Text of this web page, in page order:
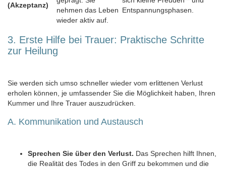
(Akzeptanz)
nehmen das Leben
wieder aktiv auf.
Entspannungsphasen.
3. Erste Hilfe bei Trauer: Praktische Schritte
zur Heilung
Sie werden sich umso schneller wieder vom erlittenen Verlust
erholen können, je umfassender Sie die Möglichkeit haben, Ihren
Kummer und Ihre Trauer auszudrücken.
A. Kommunikation und Austausch
Sprechen Sie über den Verlust. Das Sprechen hilft Ihnen,
die Realität des Todes in den Griff zu bekommen und die